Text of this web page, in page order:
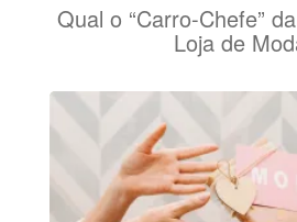
Qual o “Carro-Chefe”
Loja de